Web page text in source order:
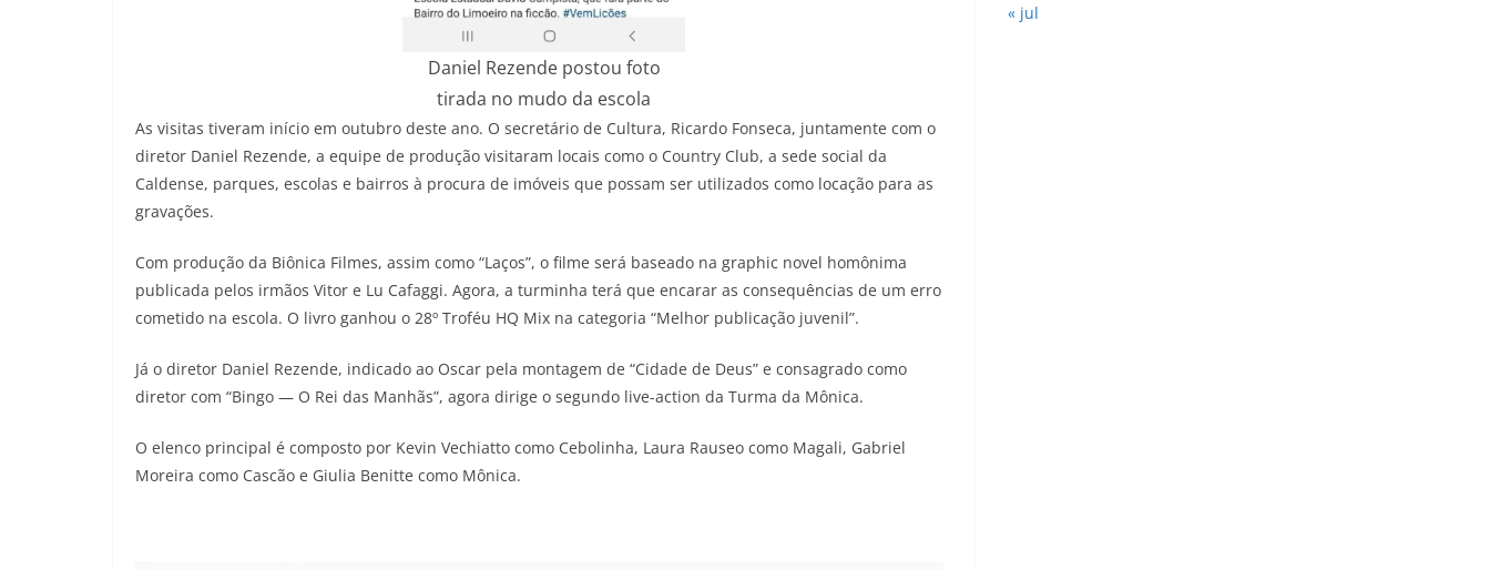
Daniel Rezende postou foto
tirada no mudo da escola
As visitas tiveram início em outubro deste ano. O secretário de Cultura, Ricardo Fonseca, juntamente com o
diretor Daniel Rezende, a equipe de produção visitaram locais como o Country Club, a sede social da
Caldense, parques, escolas e bairros à procura de imóveis que possam ser utilizados como locação para as
gravações.
Com produção da Biônica Filmes, assim como “Laços”, o filme será baseado na graphic novel homônima
publicada pelos irmãos Vitor e Lu Cafaggi. Agora, a turminha terá que encarar as consequências de um erro
cometido na escola. O livro ganhou o 28º Troféu HQ Mix na categoria “Melhor publicação juvenil”.
Já o diretor Daniel Rezende, indicado ao Oscar pela montagem de “Cidade de Deus” e consagrado como
diretor com “Bingo — O Rei das Manhãs”, agora dirige o segundo live-action da Turma da Mônica.
O elenco principal é composto por Kevin Vechiatto como Cebolinha, Laura Rauseo como Magali, Gabriel
Moreira como Cascão e Giulia Benitte como Mônica.
« jul